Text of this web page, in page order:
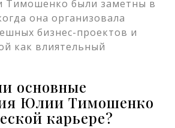
Тимошенко были заметны в
она организовала
бизнес-проектов и
как влиятельный
основные
Юлии Тимошенко
карьере?